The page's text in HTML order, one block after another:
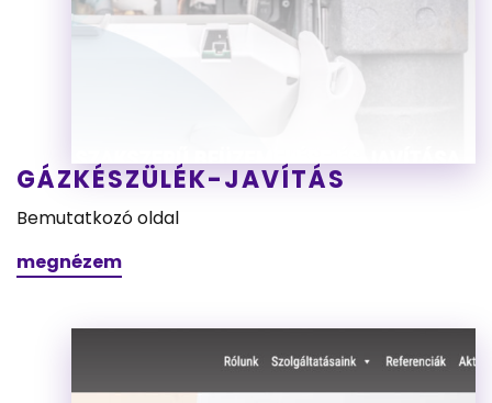
GÁZKÉSZÜLÉK-JAVÍTÁS
Bemutatkozó oldal
megnézem